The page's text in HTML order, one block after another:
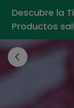
Descubre la
Productos